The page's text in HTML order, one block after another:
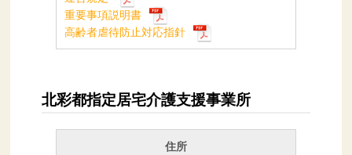
重要事項説明書
高齢者虐待防止対応指針
北彩都指定居宅介護支援事業所
住所